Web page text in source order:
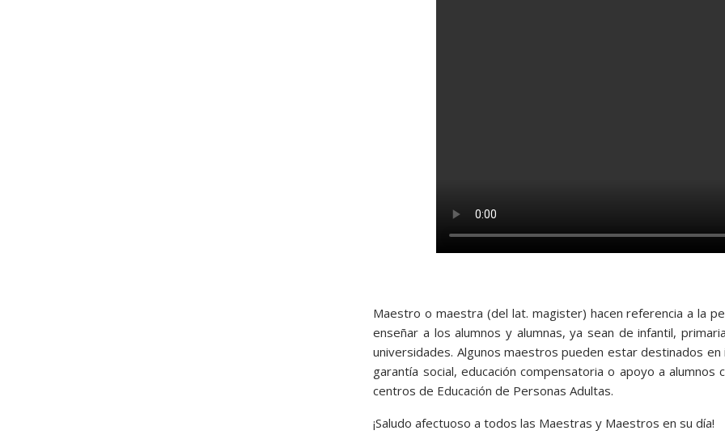
Maestro o maestra (del lat. magister) hacen referencia a la
enseñar a los alumnos y alumnas, ya sean de infantil,
universidades. Algunos maestros pueden estar destinados
garantía social, educación compensatoria o apoyo a
centros de Educación de Personas Adultas.
¡Saludo afectuoso a todos las Maestras y Maestros en su día!